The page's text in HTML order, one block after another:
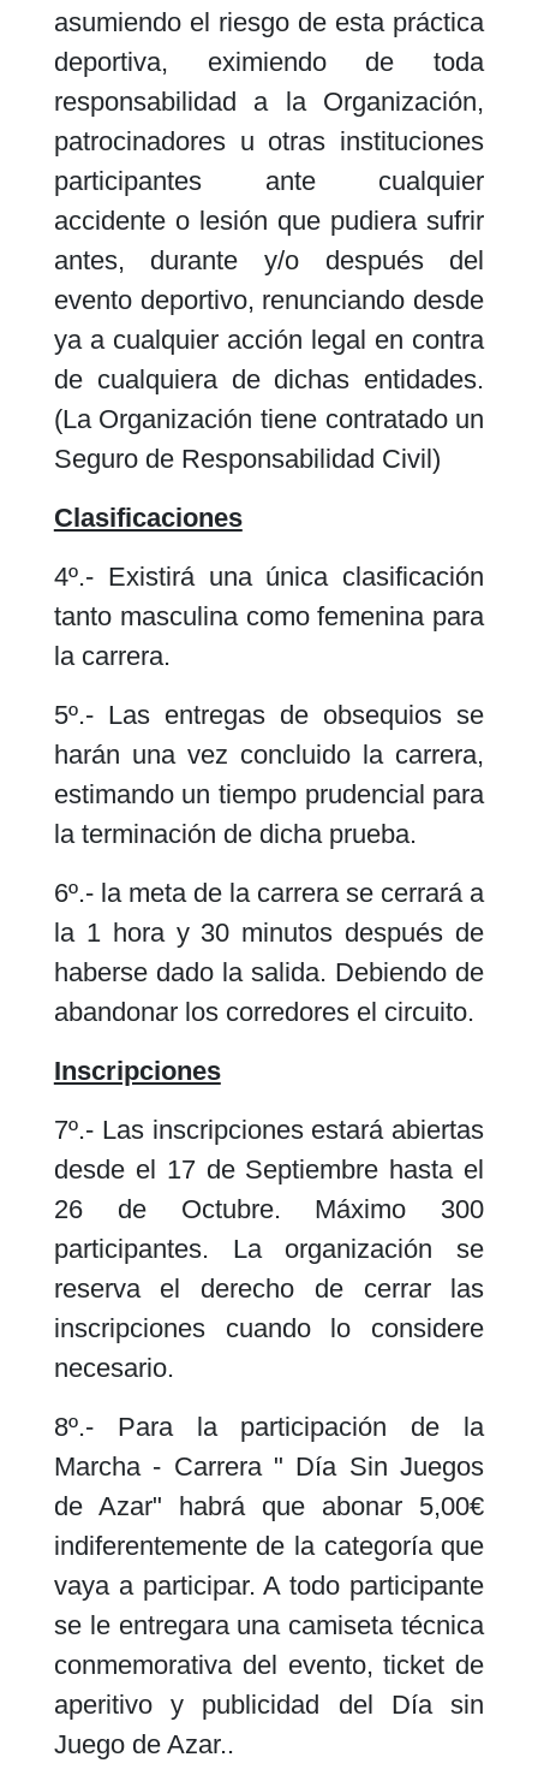
asumiendo el riesgo de esta práctica
deportiva, eximiendo de toda
responsabilidad a la Organización,
patrocinadores u otras instituciones
participantes ante cualquier
accidente o lesión que pudiera sufrir
antes, durante y/o después del
evento deportivo, renunciando desde
ya a cualquier acción legal en contra
de cualquiera de dichas entidades.
(La Organización tiene contratado un
Seguro de Responsabilidad Civil)
Clasificaciones
4º.- Existirá una única clasificación
tanto masculina como femenina para
la carrera.
5º.- Las entregas de obsequios se
harán una vez concluido la carrera,
estimando un tiempo prudencial para
la terminación de dicha prueba.
6º.- la meta de la carrera se cerrará a
la 1 hora y 30 minutos después de
haberse dado la salida. Debiendo de
abandonar los corredores el circuito.
Inscripciones
7º.- Las inscripciones estará abiertas
desde el 17 de Septiembre hasta el
26 de Octubre. Máximo 300
participantes. La organización se
reserva el derecho de cerrar las
inscripciones cuando lo considere
necesario.
8º.- Para la participación de la
Marcha - Carrera " Día Sin Juegos
de Azar" habrá que abonar 5,00€
indiferentemente de la categoría que
vaya a participar. A todo participante
se le entregara una camiseta técnica
conmemorativa del evento, ticket de
aperitivo y publicidad del Día sin
Juego de Azar..